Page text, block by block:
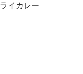
イカレー